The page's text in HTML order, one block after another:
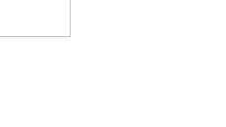
дня в Тульской области на сайте